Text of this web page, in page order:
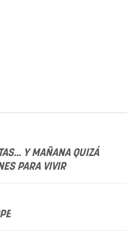
Y MAÑANA QUIZÁ
PARA VIVIR